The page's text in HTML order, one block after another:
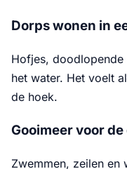
Dorps wonen in
Hofjes, doodlopende
het water. Het voelt
de hoek.
Gooimeer voor
Zwemmen, zeilen en